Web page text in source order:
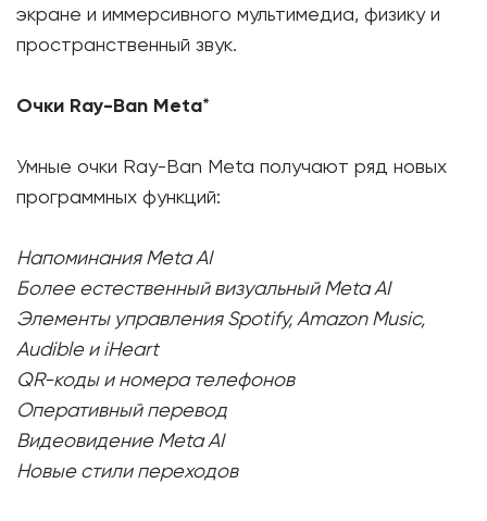
экране и иммерсивного мультимедиа, физику и
пространственный звук.
Очки Ray-Ban Meta*
Умные очки Ray-Ban Meta получают ряд новых
программных функций:
Напоминания Meta AI
Более естественный визуальный Meta AI
Элементы управления Spotify, Amazon Music,
Audible и iHeart
QR-коды и номера телефонов
Оперативный перевод
Видеовидение Meta AI
Новые стили переходов